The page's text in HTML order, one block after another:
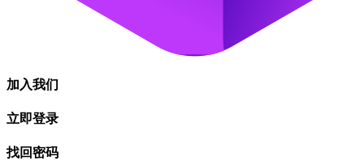
加入我们
立即登录
找回密码